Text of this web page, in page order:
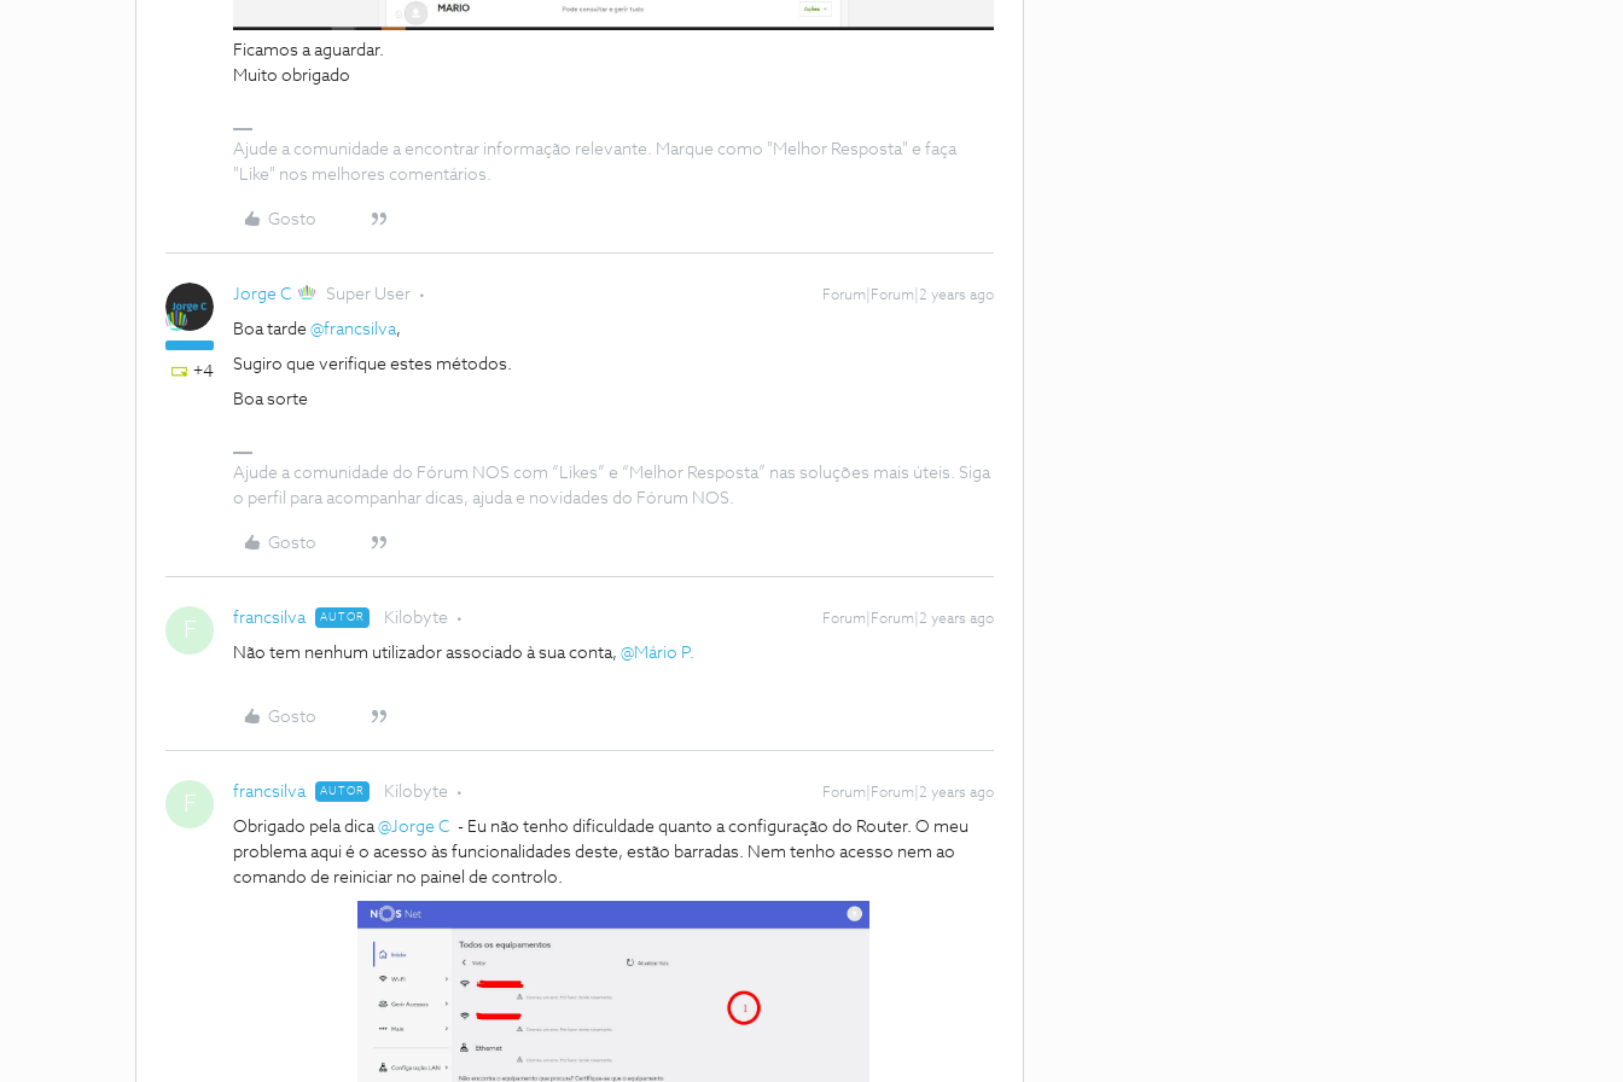
Ficamos a aguardar.
Muito obrigado
Ajude a comunidade a encontrar informação relevante. Marque como "Melhor Resposta" e faça
"Like" nos melhores comentários.
Gosto
+4
Jorge C Super User Forum|Forum|2 years ago
Boa tarde @francsilva,
Sugiro que verifique estes métodos.
Boa sorte
Ajude a comunidade do Fórum NOS com “Likes” e “Melhor Resposta” nas soluções mais úteis. Siga
o perfil para acompanhar dicas, ajuda e novidades do Fórum NOS.
Gosto
F francsilva AUTOR Kilobyte Forum|Forum|2 years ago
Não tem nenhum utilizador associado à sua conta, @Mário P.
Gosto
F francsilva AUTOR Kilobyte Forum|Forum|2 years ago
Obrigado pela dica @Jorge C - Eu não tenho dificuldade quanto a configuração do Router. O meu
problema aqui é o acesso às funcionalidades deste, estão barradas. Nem tenho acesso nem ao
comando de reiniciar no painel de controlo.